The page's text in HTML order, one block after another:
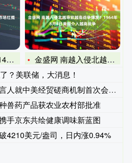
情
金盛网 南越入侵北越导致越南战争爆发？1964年8月4日美国
？美联储，大消息！
中美经贸磋商机制首次会议答记者问
兽药产品获农业农村部批准
手京东共绘健康调味新蓝图
4210美元/盎司，日内涨0.94%